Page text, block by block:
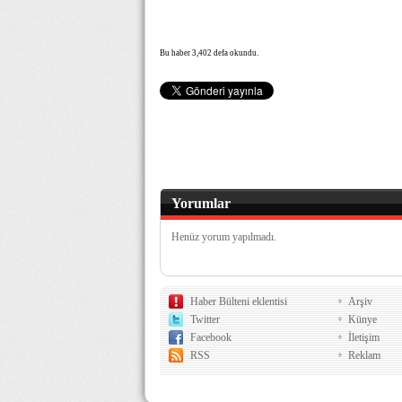
Bu haber 3,402 defa okundu.
Yorumlar
Henüz yorum yapılmadı.
Haber Bülteni eklentisi
Twitter
Facebook
RSS
Arşiv
Künye
İletişim
Reklam